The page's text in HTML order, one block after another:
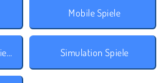
Mobile Spiele
Beliebte kostenlose Spiele Simulation Spiele